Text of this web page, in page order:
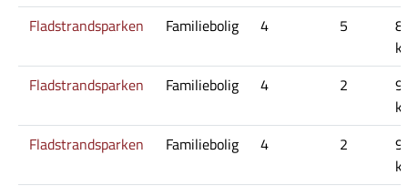
Fladstrandsparken
Familiebolig 4 5
Fladstrandsparken
Familiebolig 4 2
Fladstrandsparken
Familiebolig 4 2